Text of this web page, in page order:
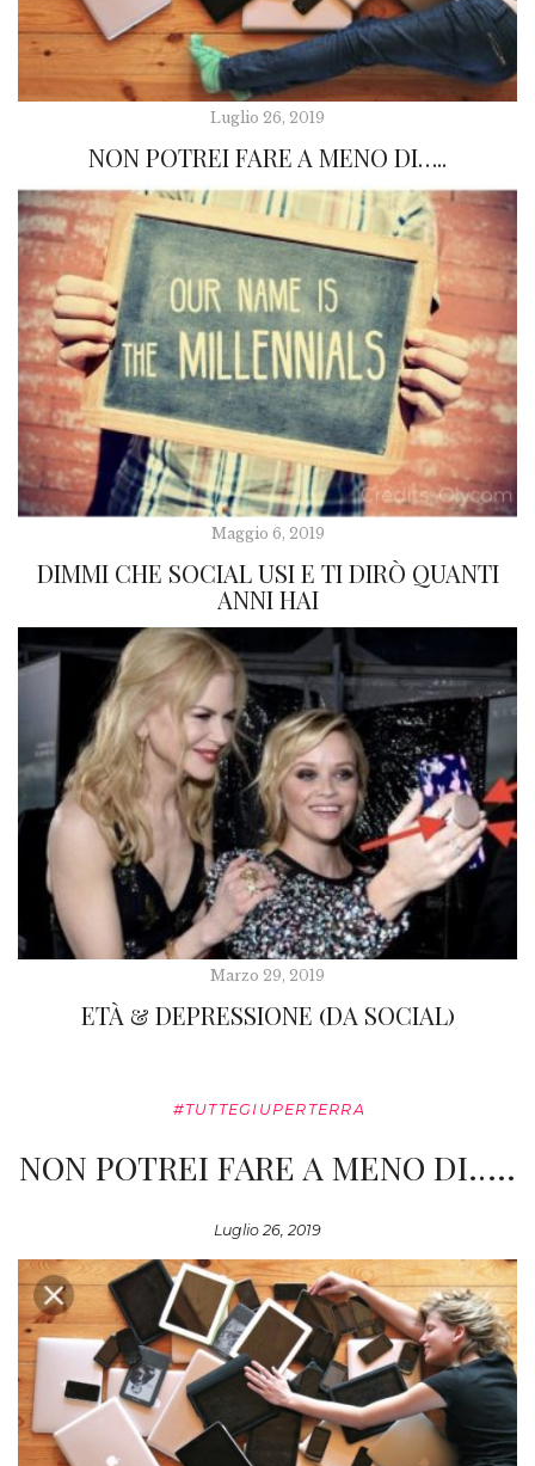
Luglio 26, 2019
NON POTREI FARE A MENO DI…..
Maggio 6, 2019
DIMMI CHE SOCIAL USI E TI DIRÒ QUANTI
ANNI HAI
Marzo 29, 2019
ETÀ & DEPRESSIONE (DA SOCIAL)
#TUTTEGIUPERTERRA
NON POTREI FARE A MENO DI…..
Luglio 26, 2019